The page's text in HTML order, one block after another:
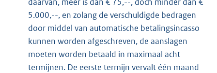
5.000,--, en zolang de verschuldigde bedragen
door middel van automatische betalingsincasso
kunnen worden afgeschreven, de aanslagen
moeten worden betaald in maximaal acht
termijnen. De eerste termijn vervalt één maand